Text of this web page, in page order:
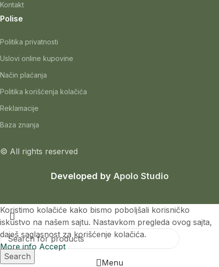
Kontakt
Polise
Politika privatnosti
Uslovi online kupovine
Način plaćanja
Politika korišćenja kolačića
Reklamacije
Baza znanja
© All rights reserved
Developed by Apolo Studio
Search
Koristimo kolačiće kako bismo poboljšali korisničko
iskustvo na našem sajtu. Nastavkom pregleda ovog sajta,
daješ saglasnost za korišćenje kolačića.​
More infoAccept
Menu